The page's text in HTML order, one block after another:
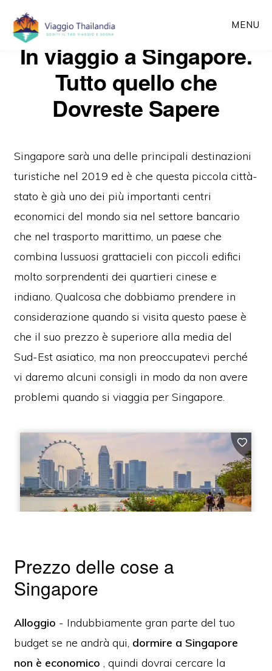
Passa
contenuto
MENU
In viaggio a Singapore.
Tutto quello che
Dovreste Sapere
Singapore sarà una delle principali destinazioni
turistiche nel 2019 ed è che questa piccola città-
stato è già uno dei più importanti centri
economici del mondo sia nel settore bancario
che nel trasporto marittimo, un paese che
combina lussuosi grattacieli con piccoli edifici
molto sorprendenti dei quartieri cinese e
indiano. Qualcosa che dobbiamo prendere in
considerazione quando si visita questo paese è
che il suo prezzo è superiore alla media del
Sud-Est asiatico, ma non preoccupatevi perché
vi daremo alcuni consigli in modo da non avere
problemi quando si viaggia per Singapore.
Prezzo delle cose a
Singapore
Alloggio - Indubbiamente gran parte del tuo
budget se ne andrà qui, dormire a Singapore
non è economico , quindi dovrai cercare la